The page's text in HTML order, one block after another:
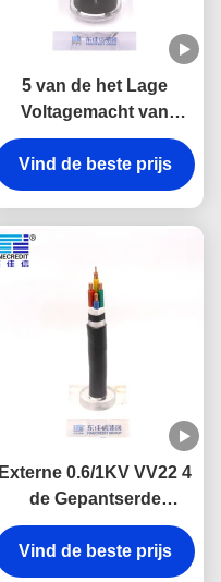
5 van de het Lage
Voltagemacht van
kernxlpe 16mm2 Vrije
Halogeen van de de
Kabel het Lage Rook
Vind de beste prijs
Externe 0.6/1KV VV22 4
de Gepantserde
Antirust Kabel van het
Kernkoper
Vind de beste prijs